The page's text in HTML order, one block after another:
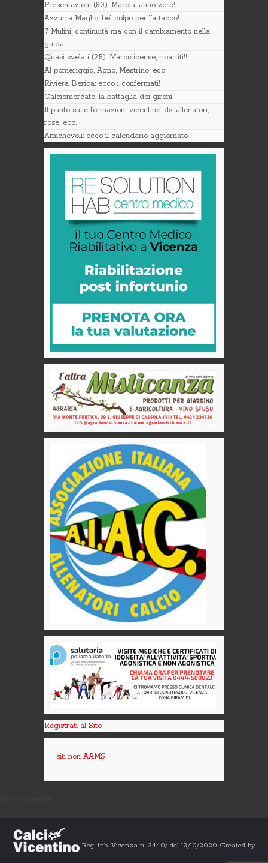
Presentazioni (80): Marola, anno zero!
Azzurra Maglio: bel colpo per l’attacco!
7 Mulini, continuità ma con il cambiamento nella
guida
Quasi svelati (25): Marosticense, ripartiti!!!
Al pomeriggio, Agno, Mestrino, ecc
Riviera Berica: ecco i confermati!
Calciomercato: la battaglia dei gironi
Il punto sulle formazioni vicentine: ds, allenatori,
rose, ecc.
Amichevoli: ecco il calendario aggiornato
Registrati al Sito
siti non AAMS
Reg. trib. Vicenza n. 3440/ del 12/10/2020 Created by